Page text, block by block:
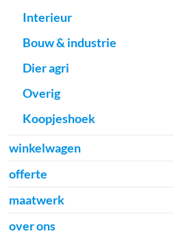
Interieur
Bouw & industrie
Dier agri
Overig
Koopjeshoek
winkelwagen
offerte
maatwerk
over ons